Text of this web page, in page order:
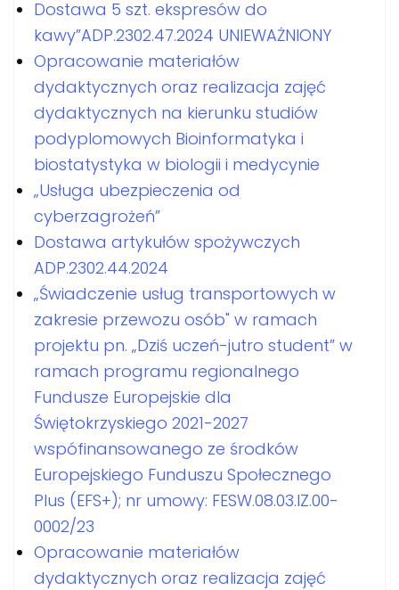
Dostawa 5 szt. ekspresów do
kawy”ADP.2302.47.2024 UNIEWAŻNIONY
Opracowanie materiałów
dydaktycznych oraz realizacja zajęć
dydaktycznych na kierunku studiów
podyplomowych Bioinformatyka i
biostatystyka w biologii i medycynie
„Usługa ubezpieczenia od
cyberzagrożeń”
Dostawa artykułów spożywczych
ADP.2302.44.2024
„Świadczenie usług transportowych w
zakresie przewozu osób" w ramach
projektu pn. „Dziś uczeń-jutro student” w
ramach programu regionalnego
Fundusze Europejskie dla
Świętokrzyskiego 2021-2027
wspófinansowanego ze środków
Europejskiego Funduszu Społecznego
Plus (EFS+); nr umowy: FESW.08.03.IZ.00-
0002/23
Opracowanie materiałów
dydaktycznych oraz realizacja zajęć